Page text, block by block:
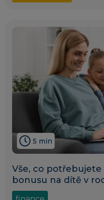
5 min
Vše, co
bonusu na dítě v